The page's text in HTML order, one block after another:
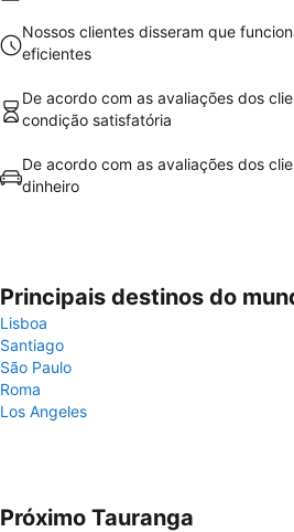
Nossos clientes disseram que
eficientes
De acordo com as avaliações dos
condição satisfatória
De acordo com as avaliações dos
dinheiro
Principais destinos do
Lisboa
Santiago
São Paulo
Roma
Los Angeles
Próximo Tauranga